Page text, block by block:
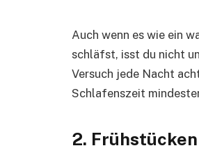
Auch wenn es wie ein
schläfst, isst du nicht
Versuch jede Nacht
Schlafenszeit
2. Frühstücken